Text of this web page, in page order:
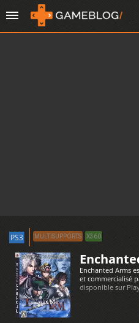
PS3 MULTISUPPORTS X360
Enchanted Arms
et commercialisé
disponible sur